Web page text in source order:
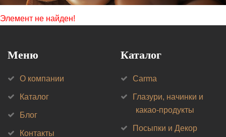
Элемент не найден!
Меню
О компании
Каталог
Блог
Контакты
Каталог
Carma
Глазури, начинки и
какао-продукты
Посыпки и Декор